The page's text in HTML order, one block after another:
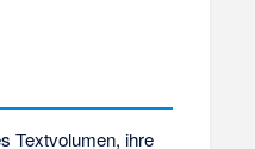
Textvolumen, ihre